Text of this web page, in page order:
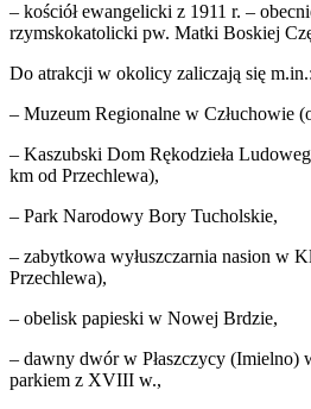
– kościół ewangelicki z 1911 r. –
rzymskokatolicki pw. Matki Boskiej
Do atrakcji w okolicy zaliczają się m.in.:
– Muzeum Regionalne w Człuchowie
– Kaszubski Dom Rękodzieła
km od Przechlewa),
– Park Narodowy Bory Tucholskie,
– zabytkowa wyłuszczarnia nasion w
Przechlewa),
– obelisk papieski w Nowej Brdzie,
– dawny dwór w Płaszczycy (Imielno)
parkiem z XVIII w.,